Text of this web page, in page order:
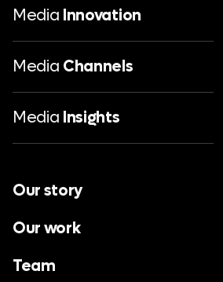
Media Innovation
Media Channels
Media Insights
Our story
Our work
Team